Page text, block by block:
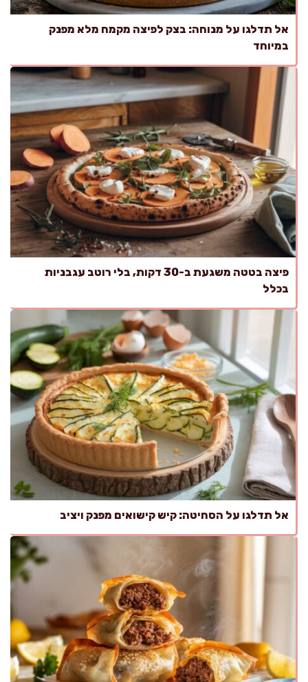
אל תדלגו על מנוחה: בצק לפיצה מקמח מלא מפנק
במיוחד
פיצה בטטה משגעת ב-30 דקות, בלי רוטב עגבניות
בכלל
אל תדלגו על הסחיטה: קיש קישואים מפנק ויציב